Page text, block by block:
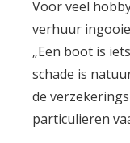
Voor veel
verhuur
„Een boot is
schade is
de
particulieren